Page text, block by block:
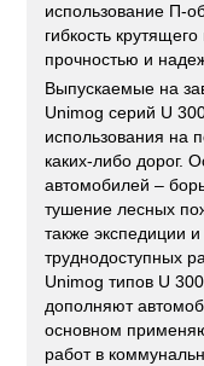
использование П-
гибкость
прочностью и
Выпускаемые на
Unimog серий U
использования на
каких-либо дорог.
автомобилей –
тушение лесных
также экспедиции
труднодоступных
Unimog типов U
дополняют
основном
работ в